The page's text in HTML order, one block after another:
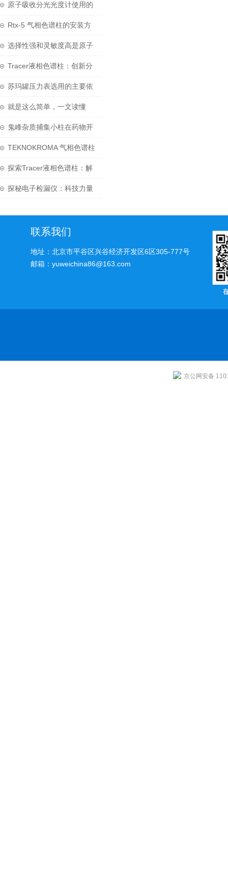
原子吸收分光光度计使用的
吸收池必须洁净
Rtx-5 气相色谱柱的安装方
法及步骤
选择性强和灵敏度高是原子
吸收分光光度计的两大特点
Tracer液相色谱柱：创新分
离技术的力量
苏玛罐压力表选用的主要依
据和原则是什么？
就是这么简单，一文读懂
SilcoCan 硅烷化苏玛罐
鬼峰杂质捕集小柱在药物开
发和生产中具有重要作用
TEKNOKROMA 气相色谱柱
替代 岛津、AGILENT、
SUPELCO、 RESTEK 等品
探索Tracer液相色谱柱：解
析复杂混合物的利器
探秘电子检漏仪：科技力量
联系我们
地址：北京市平谷区兴谷经济开发区6区305-777号
邮箱：yuweichina86@163.com
京公网安备